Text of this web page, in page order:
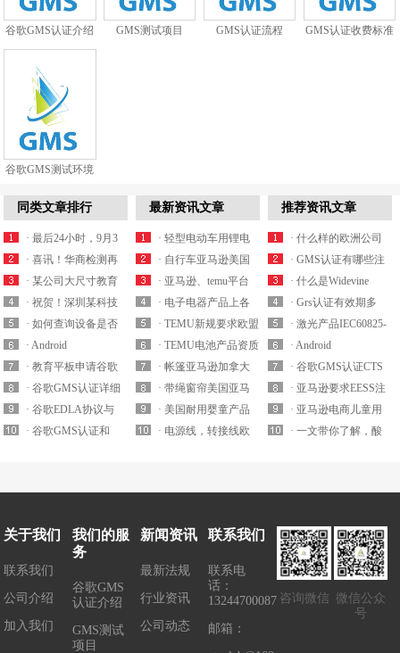
谷歌GMS认证介绍 GMS测试项目 GMS认证流程 GMS认证收费标准
谷歌GMS测试环境
同类文章排行
· 最后24小时，9月3
日谷歌GMS认证
Android 13的new
product窗口关闭
· 喜讯！华商检测再
次获得外接屏显设备
安卓13
GMS（EDLA）认证
· 某公司大尺寸教育
平板通过华商检测成
功提交谷歌gms/edla
协议Sublicense审核
· 祝贺！深圳某科技
公司外接屏显设备成
功通过谷歌
GMS（EDLA...
· 如何查询设备是否
获得谷歌GMS认证授
权？
· Android
GMS（cts/gts/cts-v）
认证测试工具及测试
环境要求
· 教育平板申请谷歌
GMS认证一定要获得
EDLA协议吗？
· 谷歌GMS认证详细
认证流程介绍
· 谷歌EDLA协议与
MADA协议有什么区
· 谷歌GMS认证和
须要协议吗？
最新资讯文章
· 轻型电动车用锂电
池美国亚马逊UL
2271周期多久？
· 自行车亚马逊美国
站上架要求上传16
CFR 1512和GCC认证
怎么收费？
· 亚马逊、temu平台
欧洲站强制要求提供
轻型电动车锂电池EN
50604-1认证哪家实验
室可以办理？
· 电子电器产品上各
跨境平台欧盟CE-
LVD/EMC/RED合规
及产品标签有什么要
求？
· TEMU新规要求欧盟
站带电池产品需提交
CE-Battery资质白名单
实验室有哪些？
· TEMU电池产品资质
解读之MSDS-
Battery/UN 38.3/Air
Transport Report哪家
比较便宜?
· 帐篷亚马逊加拿大
站合规SOR/2024-217
测试要求有哪些？
· 带绳窗帘美国亚马
逊/temu合规要求
ANSI/WCMA A 100.
· 美国耐用婴童产品
CPC认证要求提供16
· 电源线，转接线欧
可以办理？
推荐资讯文章
· 什么样的欧洲公司
可以申请医疗器械欧
代？
· GMS认证有哪些注
意事项 ？
· 什么是Widevine
Key？
· Grs认证有效期多
久？主要审核企业哪
些要求？
· 激光产品IEC60825-
1测试要求有哪些?
· Android
GMS（cts/gts/cts-v）
认证测试工具及测试
环境要求
· 谷歌GMS认证CTS
测试之GTS测试有什
么区别？
· 亚马逊要求EESS注
册和ACMA注册是什
么？RCM认证产品怎
· 亚马逊电商儿童用
品CPC警告语要求有
· 一文带你了解，酸
关于我们
联系我们
公司介绍
加入我们
我们的服
务
谷歌GMS
认证介绍
GMS测试
项目
新闻资讯
最新法规
行业资讯
公司动态
联系我们
联系电
话：
13244700087
邮箱：
咨询微信 微信公众
号